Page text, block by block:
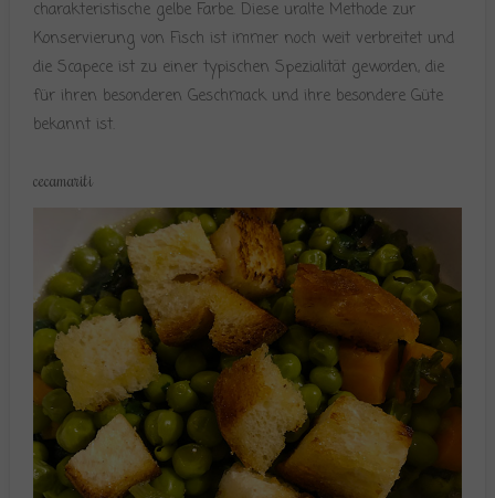
charakteristische gelbe Farbe. Diese uralte Methode zur
Konservierung von Fisch ist immer noch weit verbreitet und
die Scapece ist zu einer typischen Spezialität geworden, die
für ihren besonderen Geschmack und ihre besondere Güte
bekannt ist.
cecamariti